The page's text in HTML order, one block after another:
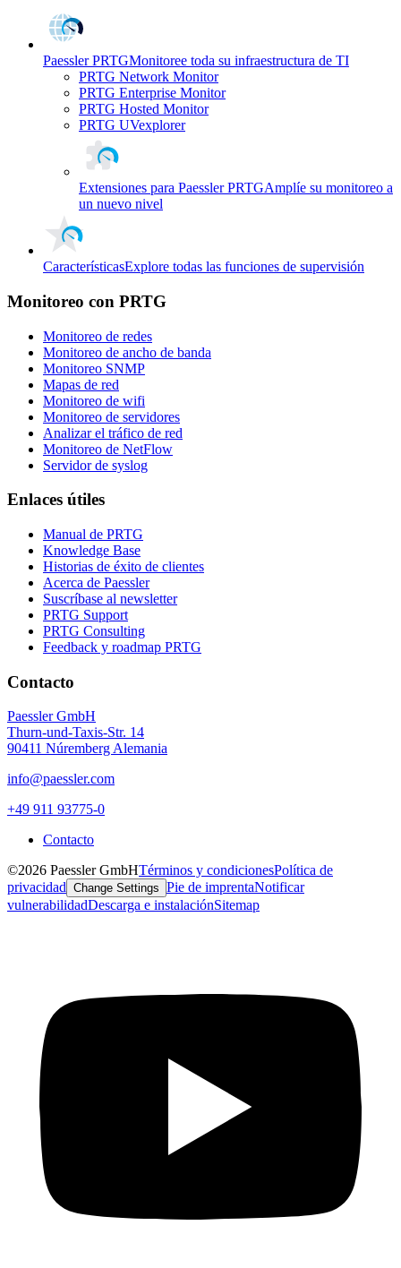
Paessler PRTGMonitoree toda su infraestructura de TI
PRTG Network Monitor
PRTG Enterprise Monitor
PRTG Hosted Monitor
PRTG UVexplorer
Extensiones para Paessler PRTGAmplíe su monitoreo a
un nuevo nivel
CaracterísticasExplore todas las funciones de supervisión
Monitoreo con PRTG
Monitoreo de redes
Monitoreo de ancho de banda
Monitoreo SNMP
Mapas de red
Monitoreo de wifi
Monitoreo de servidores
Analizar el tráfico de red
Monitoreo de NetFlow
Servidor de syslog
Enlaces útiles
Manual de PRTG
Knowledge Base
Historias de éxito de clientes
Acerca de Paessler
Suscríbase al newsletter
PRTG Support
PRTG Consulting
Feedback y roadmap PRTG
Contacto
Paessler GmbH
Thurn-und-Taxis-Str. 14
90411 Núremberg Alemania
info@paessler.com
+49 911 93775-0
Contacto
©2026 Paessler GmbHTérminos y condicionesPolítica de
privacidad Change Settings Pie de imprentaNotificar
vulnerabilidadDescarga e instalaciónSitemap